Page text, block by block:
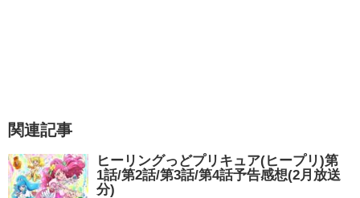
たと思われ、このダッシュ(;´∀｀)
関連記事
ヒーリングっどプリキュア(ヒープリ)第
1話/第2話/第3話/第4話予告感想(2月放送
分)